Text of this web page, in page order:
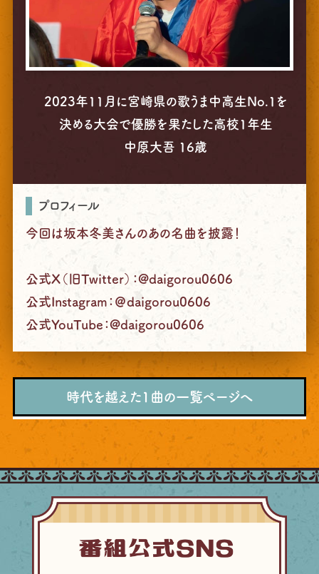
2023年11月に宮崎県の歌うま中高生No.1を
決める大会で優勝を果たした高校1年生
中原大吾 16歳
プロフィール
今回は坂本冬美さんのあの名曲を披露！
公式X（旧Twitter）：@daigorou0606
公式Instagram：＠daigorou0606
公式YouTube：@daigorou0606
時代を越えた1曲の一覧ページへ